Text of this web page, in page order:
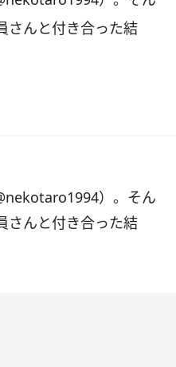
さんと付き合った結
）。そん
さんと付き合った結